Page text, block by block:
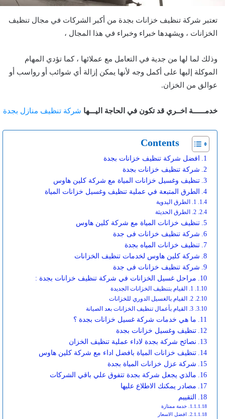
تعتبر شركة تنظيف خزانات بجدة من أكبر الشركات في مجال تنظيف
الخزانات ، ويشهدها خبراء وخبراء في هذا المجال ،
وذلك لما لها من جدية في التعامل مع عملائها ، كما تؤدي المهام
الموكلة إليها على أكمل وجه لأنها يمكن إزالة أي شوائب أو رواسب أو
عوالق من الخزان.
خدمــــــة اخــري قد تكون في الحاجة اليـــها شركة تنظيف منازل بجدة
Contents
افضل شركة تنظيف خزانات بجدة
شركة تنظيف خزانات بجدة
تنظيف وغسيل خزانات المياة مع شركة كلين هاوس
الطرق المتبعة في عملية تنظيف وغسيل خزانات المياة
1. الطرق اليدوية
2. الطرق الحديثة
تنظيف خزانات المياة مع شركة كلين هاوس
شركة تنظيف خزانات فى جدة
تنظيف خزانات المياه بجدة
شركة كلين هاوس لخدمات تنظيف الخزانات
شركة تنظيف خزانات فى جدة
مراحل غسيل الخزانات في شركة تنظيف خزانات بجدة :
1. القيام بتنظيف الخزانات الجديدة
2. القيام بالغسيل الدوري للخزانات
3. القيام بأعمال تنظيف الخزانات بعد الصيانة
ما هي خدمات شركة غسيل خزانات بجدة ؟
تنظيف وغسيل خزانات بجدة
نصائح شركة بجدة لاداء عملية تنظيف الخزان
تنظيف خزانات المياة بافضل اداء مع شركة كلين هاوس
شركة عزل خزانات المياة بجدة
مالذي يجعل شركة بجدة تتفوق علي باقي الشركات
مصادر يمكنك الاطلاع عليها
التقييم
خدمة ممتازة
افضل الاسعار